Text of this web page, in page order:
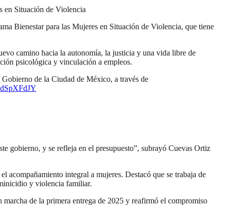
en Situación de Violencia
Bienestar para las Mujeres en Situación de Violencia, que tiene
camino hacia la autonomía, la justicia y una vida libre de
psicológica y vinculación a empleos.
de la Ciudad de México, a través de
gobierno, y se refleja en el presupuesto”, subrayó Cuevas Ortiz
integral a mujeres. Destacó que se trabaja de
y violencia familiar.
de la primera entrega de 2025 y reafirmó el compromiso